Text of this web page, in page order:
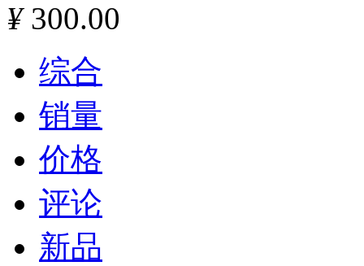
¥300.00
综合
销量
价格
评论
新品